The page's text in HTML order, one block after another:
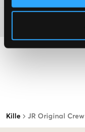
Kille JR Original Crew